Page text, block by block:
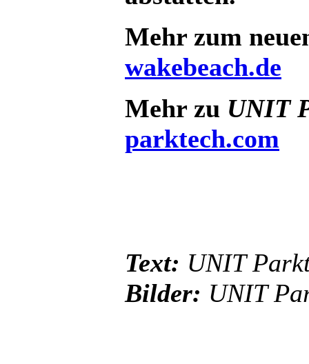
Mehr zum
wakebeach.de
Mehr zu UNIT
parktech.com
Text: UNIT
Bilder: UNIT